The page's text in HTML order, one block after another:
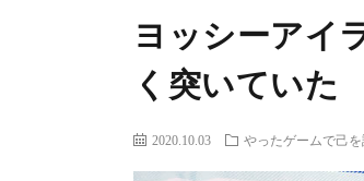
ヨッシーアイ
く突いていた
2020.10.03 やったゲームで己を